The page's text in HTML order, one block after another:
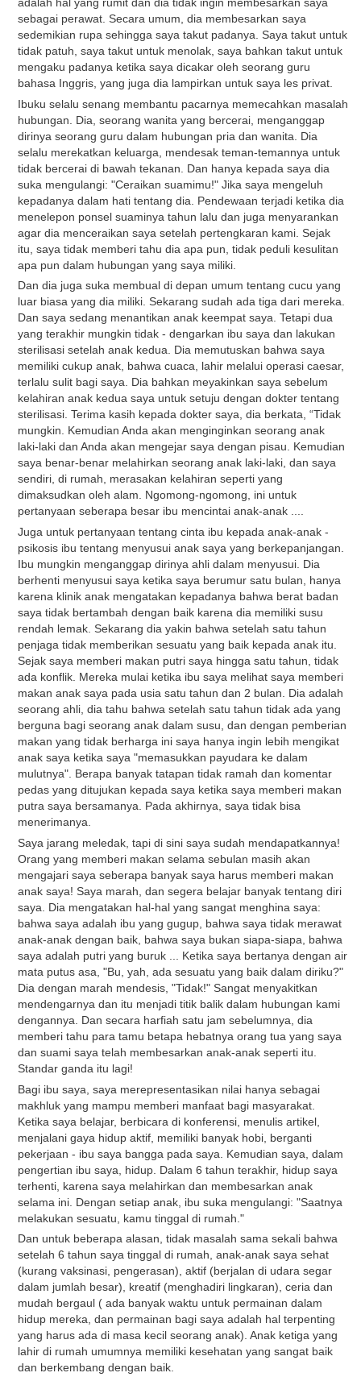
sebagai perawat. Secara umum, dia membesarkan saya
sedemikian rupa sehingga saya takut padanya. Saya takut untuk
tidak patuh, saya takut untuk menolak, saya bahkan takut untuk
mengaku padanya ketika saya dicakar oleh seorang guru
bahasa Inggris, yang juga dia lampirkan untuk saya les privat.
Ibuku selalu senang membantu pacarnya memecahkan masalah
hubungan. Dia, seorang wanita yang bercerai, menganggap
dirinya seorang guru dalam hubungan pria dan wanita. Dia
selalu merekatkan keluarga, mendesak teman-temannya untuk
tidak bercerai di bawah tekanan. Dan hanya kepada saya dia
suka mengulangi: "Ceraikan suamimu!" ​​Jika saya mengeluh
kepadanya dalam hati tentang dia. Pendewaan terjadi ketika dia
menelepon ponsel suaminya tahun lalu dan juga menyarankan
agar dia menceraikan saya setelah pertengkaran kami. Sejak
itu, saya tidak memberi tahu dia apa pun, tidak peduli kesulitan
apa pun dalam hubungan yang saya miliki.
Dan dia juga suka membual di depan umum tentang cucu yang
luar biasa yang dia miliki. Sekarang sudah ada tiga dari mereka.
Dan saya sedang menantikan anak keempat saya. Tetapi dua
yang terakhir mungkin tidak - dengarkan ibu saya dan lakukan
sterilisasi setelah anak kedua. Dia memutuskan bahwa saya
memiliki cukup anak, bahwa cuaca, lahir melalui operasi caesar,
terlalu sulit bagi saya. Dia bahkan meyakinkan saya sebelum
kelahiran anak kedua saya untuk setuju dengan dokter tentang
sterilisasi. Terima kasih kepada dokter saya, dia berkata, “Tidak
mungkin. Kemudian Anda akan menginginkan seorang anak
laki-laki dan Anda akan mengejar saya dengan pisau. Kemudian
saya benar-benar melahirkan seorang anak laki-laki, dan saya
sendiri, di rumah, merasakan kelahiran seperti yang
dimaksudkan oleh alam. Ngomong-ngomong, ini untuk
pertanyaan seberapa besar ibu mencintai anak-anak ....
Juga untuk pertanyaan tentang cinta ibu kepada anak-anak -
psikosis ibu tentang menyusui anak saya yang berkepanjangan.
Ibu mungkin menganggap dirinya ahli dalam menyusui. Dia
berhenti menyusui saya ketika saya berumur satu bulan, hanya
karena klinik anak mengatakan kepadanya bahwa berat badan
saya tidak bertambah dengan baik karena dia memiliki susu
rendah lemak. Sekarang dia yakin bahwa setelah satu tahun
penjaga tidak memberikan sesuatu yang baik kepada anak itu.
Sejak saya memberi makan putri saya hingga satu tahun, tidak
ada konflik. Mereka mulai ketika ibu saya melihat saya memberi
makan anak saya pada usia satu tahun dan 2 bulan. Dia adalah
seorang ahli, dia tahu bahwa setelah satu tahun tidak ada yang
berguna bagi seorang anak dalam susu, dan dengan pemberian
makan yang tidak berharga ini saya hanya ingin lebih mengikat
anak saya ketika saya "memasukkan payudara ke dalam
mulutnya". Berapa banyak tatapan tidak ramah dan komentar
pedas yang ditujukan kepada saya ketika saya memberi makan
putra saya bersamanya. Pada akhirnya, saya tidak bisa
menerimanya.
Saya jarang meledak, tapi di sini saya sudah mendapatkannya!
Orang yang memberi makan selama sebulan masih akan
mengajari saya seberapa banyak saya harus memberi makan
anak saya! Saya marah, dan segera belajar banyak tentang diri
saya. Dia mengatakan hal-hal yang sangat menghina saya:
bahwa saya adalah ibu yang gugup, bahwa saya tidak merawat
anak-anak dengan baik, bahwa saya bukan siapa-siapa, bahwa
saya adalah putri yang buruk ... Ketika saya bertanya dengan air
mata putus asa, "Bu, yah, ada sesuatu yang baik dalam diriku?"
Dia dengan marah mendesis, "Tidak!" Sangat menyakitkan
mendengarnya dan itu menjadi titik balik dalam hubungan kami
dengannya. Dan secara harfiah satu jam sebelumnya, dia
memberi tahu para tamu betapa hebatnya orang tua yang saya
dan suami saya telah membesarkan anak-anak seperti itu.
Standar ganda itu lagi!
Bagi ibu saya, saya merepresentasikan nilai hanya sebagai
makhluk yang mampu memberi manfaat bagi masyarakat.
Ketika saya belajar, berbicara di konferensi, menulis artikel,
menjalani gaya hidup aktif, memiliki banyak hobi, berganti
pekerjaan - ibu saya bangga pada saya. Kemudian saya, dalam
pengertian ibu saya, hidup. Dalam 6 tahun terakhir, hidup saya
terhenti, karena saya melahirkan dan membesarkan anak
selama ini. Dengan setiap anak, ibu suka mengulangi: "Saatnya
melakukan sesuatu, kamu tinggal di rumah."
Dan untuk beberapa alasan, tidak masalah sama sekali bahwa
setelah 6 tahun saya tinggal di rumah, anak-anak saya sehat
(kurang vaksinasi, pengerasan), aktif (berjalan di udara segar
dalam jumlah besar), kreatif (menghadiri lingkaran), ceria dan
mudah bergaul ( ada banyak waktu untuk permainan dalam
hidup mereka, dan permainan bagi saya adalah hal terpenting
yang harus ada di masa kecil seorang anak). Anak ketiga yang
lahir di rumah umumnya memiliki kesehatan yang sangat baik
dan berkembang dengan baik.